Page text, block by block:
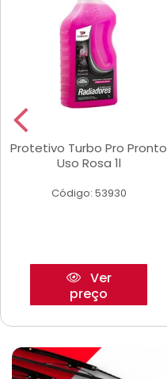
Protetivo Turbo Pro Pronto
Uso Rosa 1l
Código: 53930
Ver
preço